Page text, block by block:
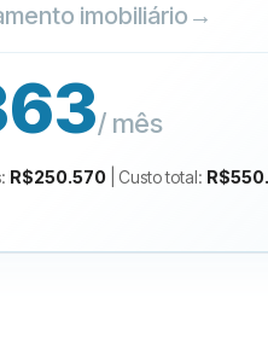
imobiliário →
/ mês
: R$250.570| Custo total: